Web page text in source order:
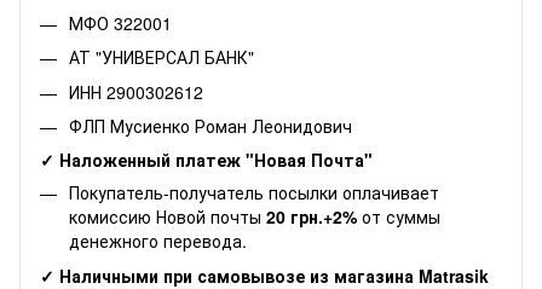
МФО 322001
АТ "УНИВЕРСАЛ БАНК"
ИНН 2900302612
ФЛП Мусиенко Роман Леонидович
✓ Наложенный платеж "Новая Почта"
Покупатель-получатель посылки оплачивает
комиссию Новой почты 20 грн.+2% от суммы
денежного перевода.
✓ Наличными при самовывозе из магазина Matrasik